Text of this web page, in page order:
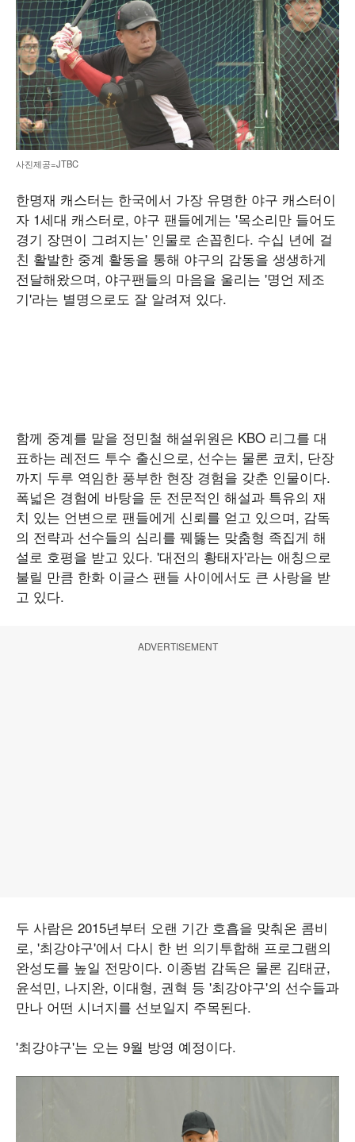
사진제공=JTBC
한명재 캐스터는 한국에서 가장 유명한 야구 캐스터이
자 1세대 캐스터로, 야구 팬들에게는 '목소리만 들어도
경기 장면이 그려지는' 인물로 손꼽힌다. 수십 년에 걸
친 활발한 중계 활동을 통해 야구의 감동을 생생하게
전달해왔으며, 야구팬들의 마음을 울리는 '명언 제조
기'라는 별명으로도 잘 알려져 있다.
함께 중계를 맡을 정민철 해설위원은 KBO 리그를 대
표하는 레전드 투수 출신으로, 선수는 물론 코치, 단장
까지 두루 역임한 풍부한 현장 경험을 갖춘 인물이다.
폭넓은 경험에 바탕을 둔 전문적인 해설과 특유의 재
치 있는 언변으로 팬들에게 신뢰를 얻고 있으며, 감독
의 전략과 선수들의 심리를 꿰뚫는 맞춤형 족집게 해
설로 호평을 받고 있다. '대전의 황태자'라는 애칭으로
불릴 만큼 한화 이글스 팬들 사이에서도 큰 사랑을 받
고 있다.
ADVERTISEMENT
두 사람은 2015년부터 오랜 기간 호흡을 맞춰온 콤비
로, '최강야구'에서 다시 한 번 의기투합해 프로그램의
완성도를 높일 전망이다. 이종범 감독은 물론 김태균,
윤석민, 나지완, 이대형, 권혁 등 '최강야구'의 선수들과
만나 어떤 시너지를 선보일지 주목된다.
'최강야구'는 오는 9월 방영 예정이다.